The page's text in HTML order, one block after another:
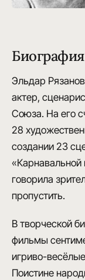
Биография
Эльдар
актер,
Союза. На его
28
создании 23
«Карнавальной
говорила
пропустить.
В творческой
фильмы
игриво-
Поистине